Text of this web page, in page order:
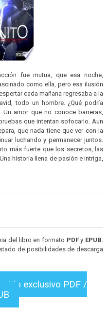
fue mutua, que esa noche,
como ella, pero esa ilusión
cada mañana regresaba a la
todo un hombre. ¿Qué podría
amor que no conoce barreras,
que intentan sofocarlo. Aun
que nada tiene que ver con la
luchando y permanecer juntos.
más fuerte que los secretos, las
historia llena de pasión e intriga,
del libro en formato PDFy EPUB
de posibilidades de descarga
exclusivo PDF /